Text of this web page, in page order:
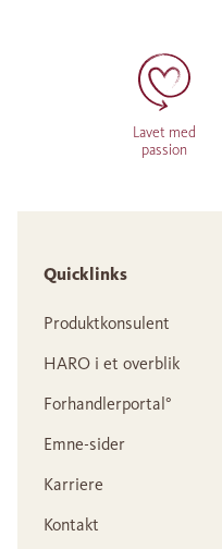
Lavet med
passion
Quicklinks
Produktkonsulent
HARO i et overblik
Forhandlerportal°
Emne-sider
Karriere
Kontakt